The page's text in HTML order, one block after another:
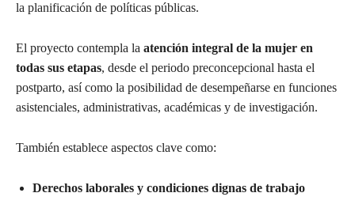
la planificación de políticas públicas.
El proyecto contempla la atención integral de la mujer en
todas sus etapas, desde el periodo preconcepcional hasta el
postparto, así como la posibilidad de desempeñarse en funciones
asistenciales, administrativas, académicas y de investigación.
También establece aspectos clave como:
Derechos laborales y condiciones dignas de trabajo